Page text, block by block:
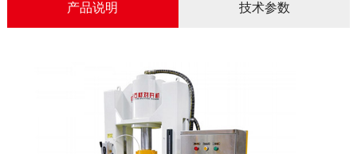
产品说明 技术参数